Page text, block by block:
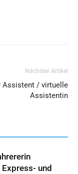
Nächster Artikel
Assistent / virtuelle
Assistentin
und